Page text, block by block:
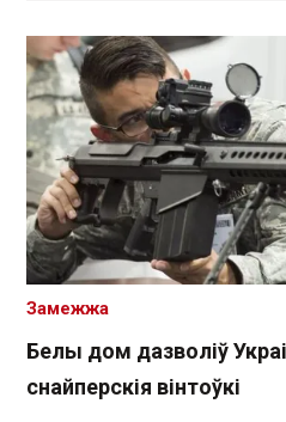
Белы дом дазволіў
снайперскія вінтоўкі
Замежжа